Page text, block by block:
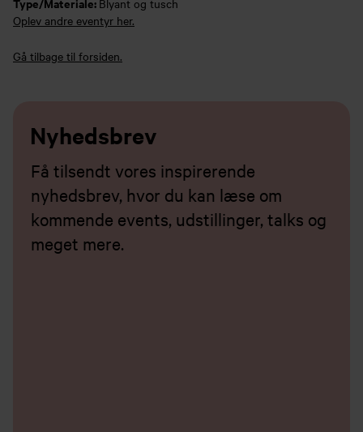
Oplev andre eventyr her.
Gå tilbage til forsiden.
Nyhedsbrev
Få tilsendt vores inspirerende
nyhedsbrev, hvor du kan læse om
kommende events, udstillinger, talks og
meget mere.